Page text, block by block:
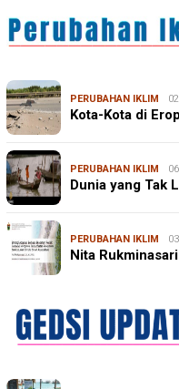
PERUBAHAN IKLIM
Kota-Kota di
PERUBAHAN IKLIM
Dunia yang Tak
PERUBAHAN IKLIM
Nita